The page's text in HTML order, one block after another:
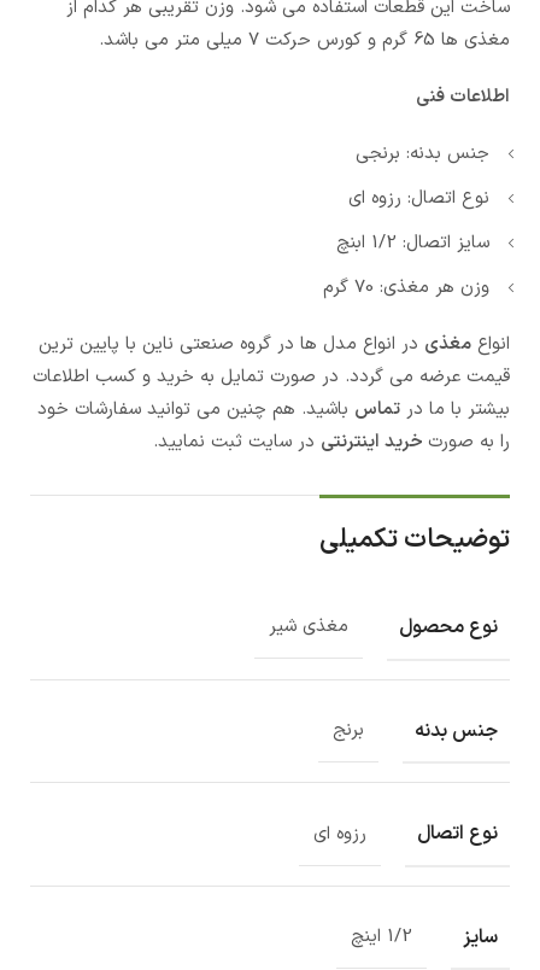
ساخت این قطعات استفاده می شود. وزن تقریبی هر کدام از
مغذی ها 65 گرم و کورس حرکت 7 میلی متر می باشد.
اطلاعات فنی
جنس بدنه: برنجی
نوع اتصال: رزوه ای
سایز اتصال: 1/2 ابنچ
وزن هر مغذی: 70 گرم
انواع مغذی در انواع مدل ها در گروه صنعتی ناین با پایین ترین
قیمت عرضه می گردد. در صورت تمایل به خرید و کسب اطلاعات
بیشتر با ما در تماس باشید. هم چنین می توانید سفارشات خود
را به صورت خرید اینترنتی در سایت ثبت نمایید.
توضیحات تکمیلی
نوع محصول مغذی شیر
جنس بدنه برنج
نوع اتصال رزوه ای
سایز 1/2 اینچ